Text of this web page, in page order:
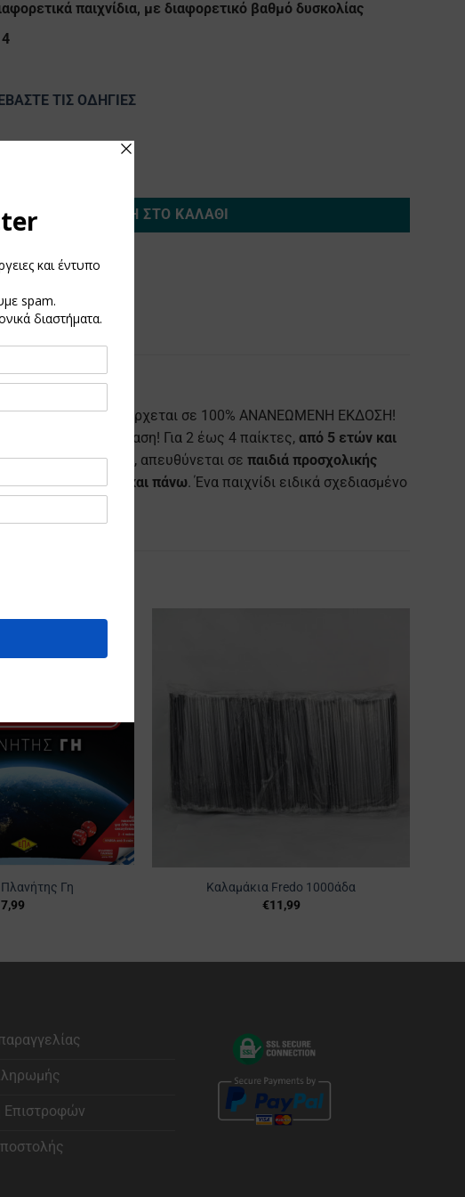
παιχνίδια, με διαφορετικό βαθμό δυσκολίας
ΤΙΣ ΟΔΗΓΙΕΣ
ΠΡΟΣΘΉΚΗ ΣΤΟ ΚΑΛΆΘΙ
ηλικίες επανέρχεται σε 100% ΑΝΑΝΕΩΜΕΝΗ ΕΚΔΟΣΗ!
διασκέδαση! Για 2 έως 4 παίκτες, από 5 ετών και
και εικόνων, απευθύνεται σε παιδιά προσχολικής
παιδιάαπό 6 ετών και πάνω. Ένα παιχνίδι ειδικά σχεδιασμένο
Προσθήκη
Πλανήτης Γη
Καλαμάκια Fredo 1000άδα
€11,99
Επιστροφών